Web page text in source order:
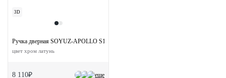
3D
еще
Ручка дверная SOYUZ-APOLLO S1-E SSB на квадратной розетке
цвет хром латунь
8 110₽